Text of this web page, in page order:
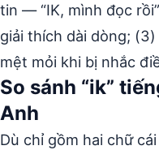
tin — “IK, mình đọc
giải thích dài dòng;
mệt mỏi khi bị nhắc
So sánh “ik”
Anh
Dù chỉ gồm hai chữ